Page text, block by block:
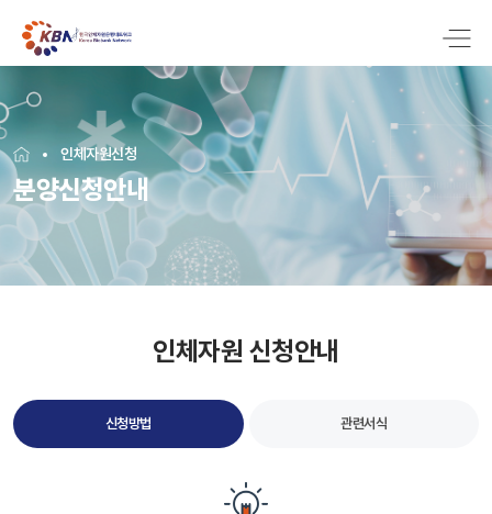
인체자원신청
분양신청안내
인체자원 신청안내
신청방법 관련서식